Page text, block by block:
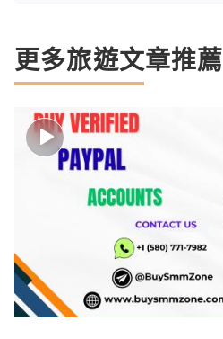
更多旅遊文章推薦